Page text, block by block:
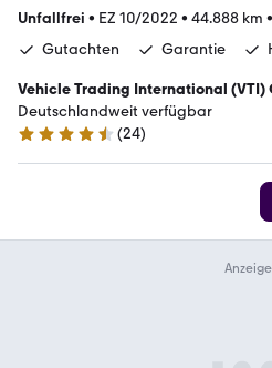
Unfallfrei • EZ 10/2022 • 44.888 km •
Gutachten
Garantie
Vehicle Trading International (VTI)
Deutschlandweit verfügbar
4.4 Sterne
(24)